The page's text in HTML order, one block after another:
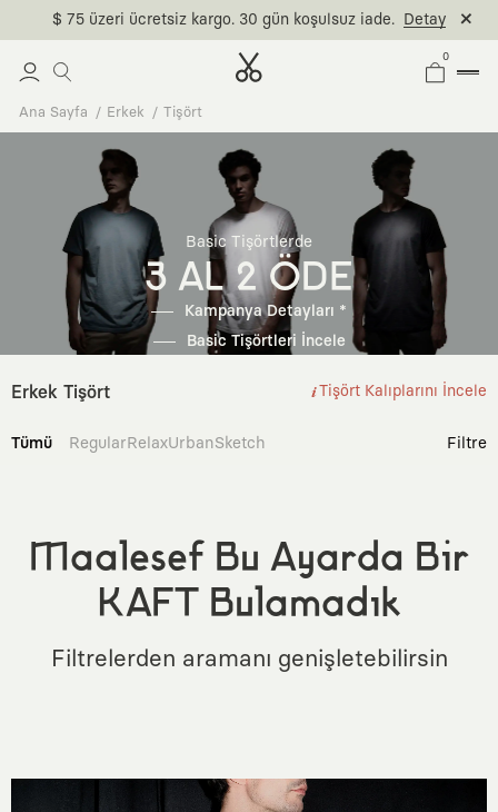
$ 75 üzeri ücretsiz kargo. 30 gün koşulsuz iade. Detay
0
Ana Sayfa Erkek Tişört
Basic Tişörtlerde
3 AL 2 ÖDE
Kampanya Detayları *
Basic Tişörtleri İncele
Erkek Tişört Tişört Kalıplarını İncele
Tümü RegularRelaxUrbanSketch Filtre
Maalesef Bu Ayarda Bir
KAFT Bulamadık
Filtrelerden aramanı genişletebilirsin